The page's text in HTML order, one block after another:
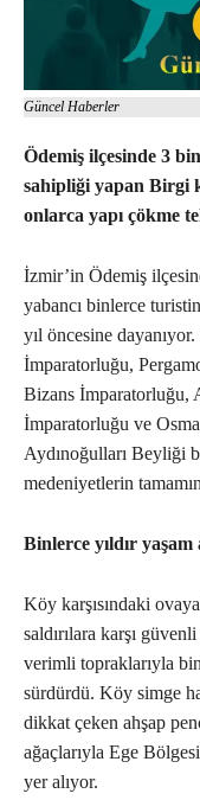
Güncel Haberler
Ödemiş ilçesinde 3
sahipliği yapan Birgi
onlarca yapı çökme
İzmir’in Ödemiş
yabancı binlerce
yıl öncesine
İmparatorluğu,
Bizans İmparatorluğu,
İmparatorluğu ve
Aydınoğulları Beyliği
medeniyetlerin
Binlerce yıldır yaşam
Köy karşısındaki
saldırılara karşı
verimli topraklarıyla
sürdürdü. Köy simge
dikkat çeken ahşap
ağaçlarıyla Ege
yer alıyor.